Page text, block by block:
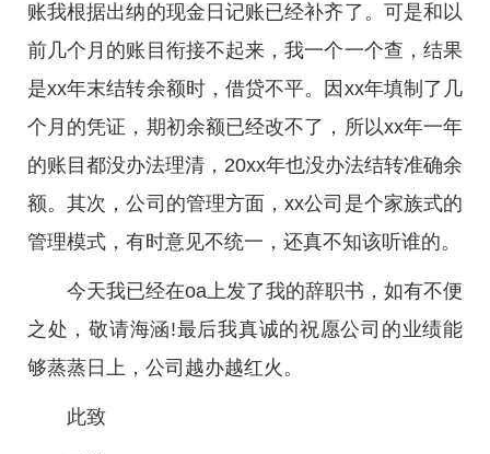
账我根据出纳的现金日记账已经补齐了。可是和以
前几个月的账目衔接不起来，我一个一个查，结果
是xx年末结转余额时，借贷不平。因xx年填制了几
个月的凭证，期初余额已经改不了，所以xx年一年
的账目都没办法理清，20xx年也没办法结转准确余
额。其次，公司的管理方面，xx公司是个家族式的
管理模式，有时意见不统一，还真不知该听谁的。
今天我已经在oa上发了我的辞职书，如有不便
之处，敬请海涵!最后我真诚的祝愿公司的业绩能
够蒸蒸日上，公司越办越红火。
此致